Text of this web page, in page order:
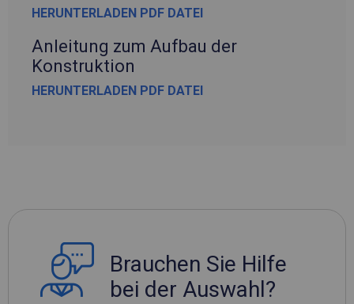
HERUNTERLADEN PDF DATEI
Anleitung zum Aufbau der
Konstruktion
HERUNTERLADEN PDF DATEI
Brauchen Sie Hilfe
bei der Auswahl?